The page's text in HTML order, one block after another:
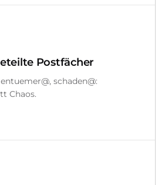
Postfächer
schaden@:
Chaos.